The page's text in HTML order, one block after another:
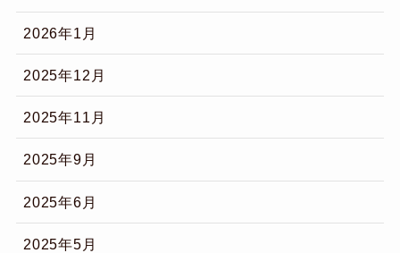
2026年1月
2025年12月
2025年11月
2025年9月
2025年6月
2025年5月